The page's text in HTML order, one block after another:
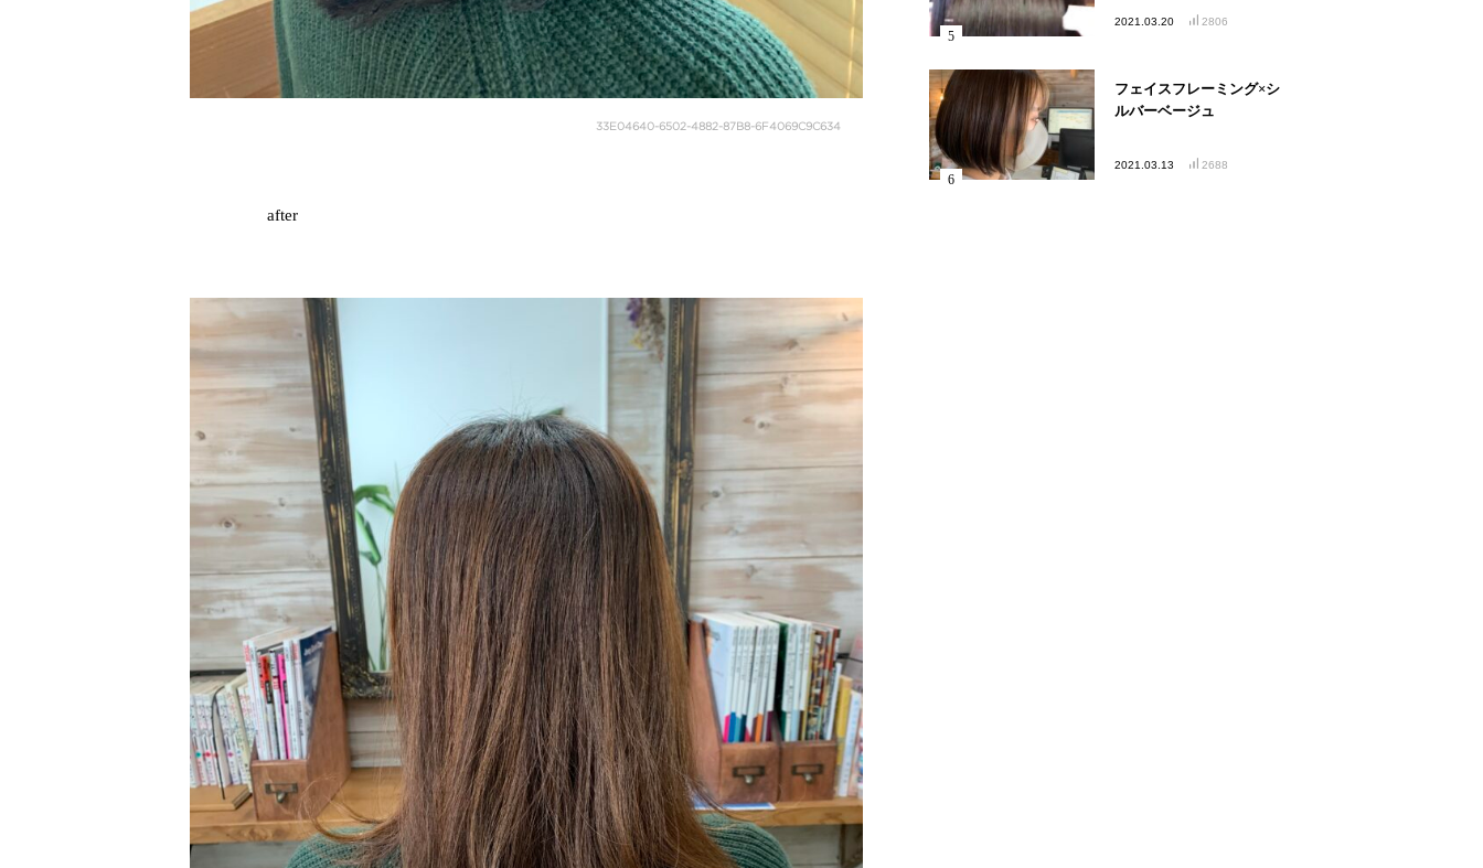
33E04640-6502-4882-87B8-6F4069C9C634
after
2021.03.20 2806
フェイスフレーミング×シ
ルバーベージュ
2021.03.13 2688